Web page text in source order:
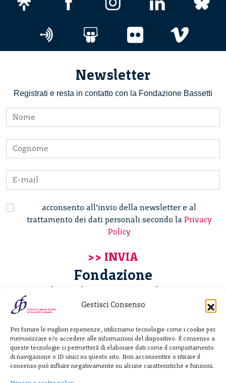
Gestisci Consenso
Per fornire le migliori esperienze, utilizziamo tecnologie come i cookie per
memorizzare e/o accedere alle informazioni del dispositivo. Il consenso a
queste tecnologie ci permetterà di elaborare dati come il comportamento
di navigazione o ID unici su questo sito. Non acconsentire o ritirare il
consenso può influire negativamente su alcune caratteristiche e funzioni.
Newsletter
Registrati e resta in contatto con la Fondazione Bassetti
acconsento all’invio della newsletter e al
trattamento dei dati personali secondo la Privacy
Policy
Fondazione
Giannino Bassetti ETS
20122 Milano - Italia
T. +39 02 781933
F. + 39 02 76392030